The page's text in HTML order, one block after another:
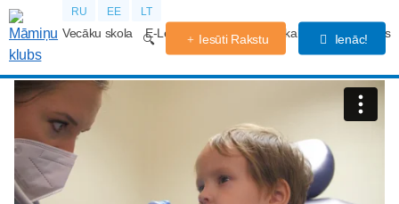
RU EE LT
Vecāku skola E-Lekcijas Grūtniecības kalendārs Forums
Iesūti Rakstu Ienāc!